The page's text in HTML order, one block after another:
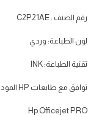
رقم الصنف : C2P21AE
لون الطباعة: وردي
تقنية الطباعة: INK
توافق مع طابعات HP الموديلات التالية:
Hp Officejet PRO